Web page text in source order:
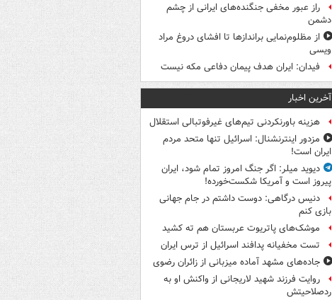
راز عبور مخفی جنگنده‌های ایرانی از چشم
دشمن
از مظلوم‌نمایی براندازها تا افشای دروغ مراد
ویسی
فیدان: ایران هدف پیمان دفاعی مکه نیست
آخرین اخبار
هزینه باورنکردنی تیم‌های غیرفوتبالی استقلال
مزدور اینترنشنال: اسرائیل تنها متحد مردم
ایران است!
دیوید میلر: اگر جنگ امروز تمام شود، ایران
پیروز است و آمریکا شکست‌خورده!
دنیس درگاهی: دوست داشتم در جام جهانی
بازی کنم
موشک‌های پاتریوت عربستان هم ته‌ کشید
تست مخفیانه پدافند اسرائیل از ترس ایران
جاده‌های مشهد آماده میزبانی از زائران رضوی
روایت فرزند شهید لاریجانی از واکنش او به
ردصلاحیتش